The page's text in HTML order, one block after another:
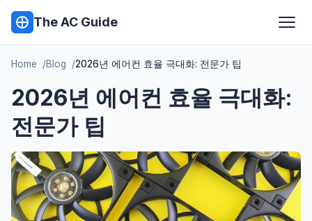
The AC Guide
Home Blog 2026년 에어컨 효율 극대화: 전문가 팁
2026년 에어컨 효율 극대화:
전문가 팁